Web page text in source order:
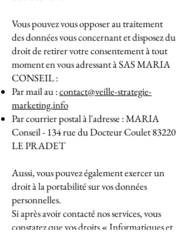
Vous pouvez vous opposer au traitement
des données vous concernant et disposez du
droit de retirer votre consentement à tout
moment en vous adressant à SAS MARIA
CONSEIL :
Par mail au :contact@veille-strategie-
marketing.info
Par courrier postal à l'adresse : MARIA
Conseil - 134 rue du Docteur Coulet 83220
LE PRADET
Aussi, vous pouvez également exercer un
droit à la portabilité sur vos données
personnelles.
Si après avoir contacté nos services, vous
constatez que vos droits « Informatiques et